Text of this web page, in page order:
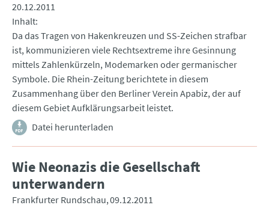
20.12.2011
Inhalt
Da das Tragen von Hakenkreuzen und SS-Zeichen strafbar
ist, kommunizieren viele Rechtsextreme ihre Gesinnung
mittels Zahlenkürzeln, Modemarken oder germanischer
Symbole. Die Rhein-Zeitung berichtete in diesem
Zusammenhang über den Berliner Verein Apabiz, der auf
diesem Gebiet Aufklärungsarbeit leistet.
Datei herunterladen
Wie Neonazis die Gesellschaft
unterwandern
Frankfurter Rundschau 09.12.2011